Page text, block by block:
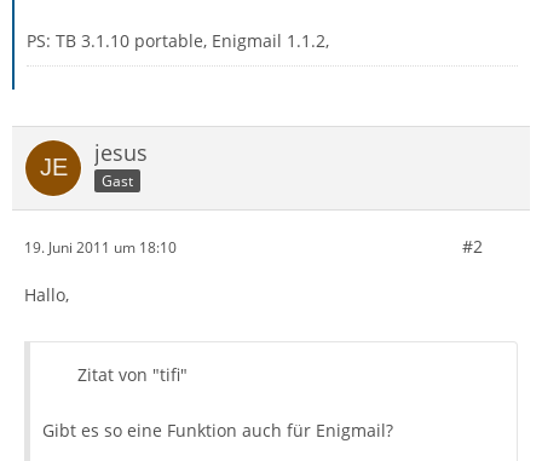
PS: TB 3.1.10 portable, Enigmail 1.1.2,
jesus
Gast
19. Juni 2011 um 18:10 #2
Hallo,
Zitat von "tifi"
Gibt es so eine Funktion auch für Enigmail?